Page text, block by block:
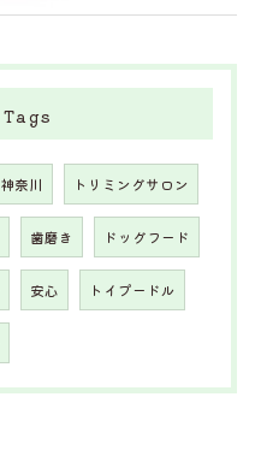
Tags
神奈川 トリミングサロン
歯磨き ドッグフード
安心 トイプードル